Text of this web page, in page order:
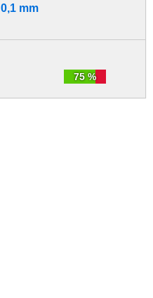
0,1 mm
75 %